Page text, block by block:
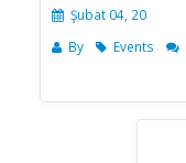
Şubat 04, 20
By
Events